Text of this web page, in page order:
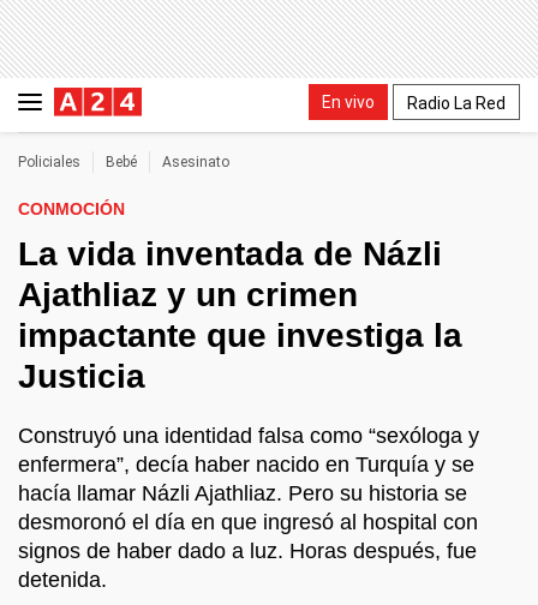
En vivo Radio La Red
Policiales Bebé Asesinato
CONMOCIÓN
La vida inventada de Názli
Ajathliaz y un crimen
impactante que investiga la
Justicia
Construyó una identidad falsa como “sexóloga y
enfermera”, decía haber nacido en Turquía y se
hacía llamar Názli Ajathliaz. Pero su historia se
desmoronó el día en que ingresó al hospital con
signos de haber dado a luz. Horas después, fue
detenida.